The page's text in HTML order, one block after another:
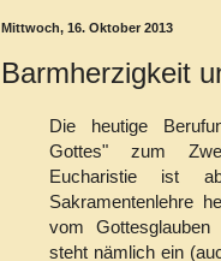
Mittwoch, 16. Oktober 2013
Barmherzigkeit
Die heutige
Gottes" zum
Eucharistie ist
Sakramentenlehre
vom
steht nämlich ein